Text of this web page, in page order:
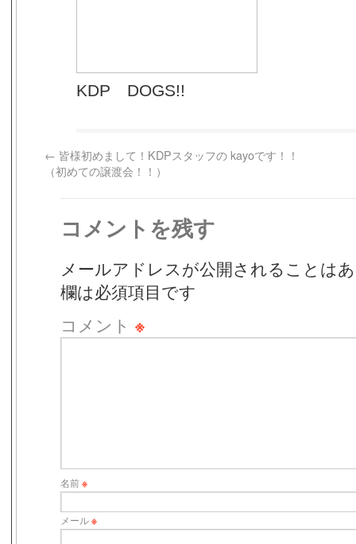
KDP DOGS!!
← 皆様初めまして！KDPスタッフの kayoです！！
（初めての譲渡会！！）
コメントを残す
メールアドレスが公開されることは
欄は必須項目です
コメント ※
名前※
メール※